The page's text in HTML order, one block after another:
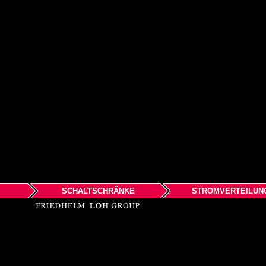
SCHALTSCHRÄNKE